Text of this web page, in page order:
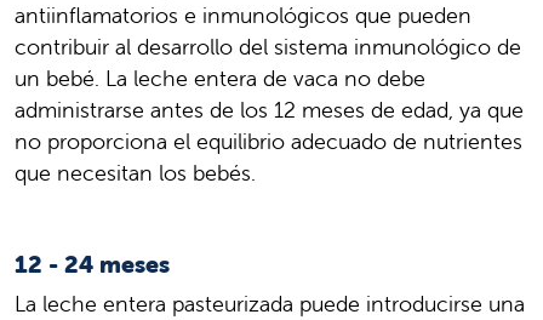
antiinflamatorios e inmunológicos que pueden
contribuir al desarrollo del sistema inmunológico de
un bebé. La leche entera de vaca no debe
administrarse antes de los 12 meses de edad, ya que
no proporciona el equilibrio adecuado de nutrientes
que necesitan los bebés.
12 - 24 meses
La leche entera pasteurizada puede introducirse una